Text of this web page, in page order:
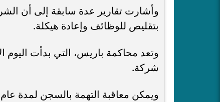
وأشارت تقارير عدة سابقة إلى أن
بتقليص للوظائف وإعادة هيكلة.
وتعد محاكمة باريس، التي بدأت
شركة.
ويمكن معاقبة التهمة بالسجن لمدة عام وبغرامة قدرها